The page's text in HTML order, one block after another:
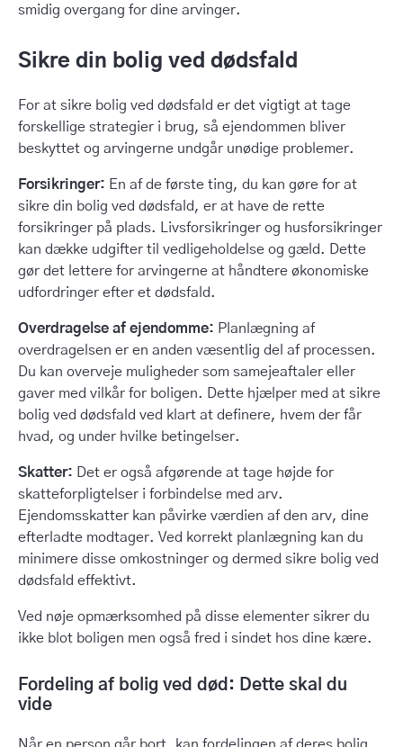
smidig overgang for dine arvinger.
Sikre din bolig ved dødsfald
For at sikre bolig ved dødsfald er det vigtigt at tage
forskellige strategier i brug, så ejendommen bliver
beskyttet og arvingerne undgår unødige problemer.
Forsikringer: En af de første ting, du kan gøre for at
sikre din bolig ved dødsfald, er at have de rette
forsikringer på plads. Livsforsikringer og husforsikringer
kan dække udgifter til vedligeholdelse og gæld. Dette
gør det lettere for arvingerne at håndtere økonomiske
udfordringer efter et dødsfald.
Overdragelse af ejendomme: Planlægning af
overdragelsen er en anden væsentlig del af processen.
Du kan overveje muligheder som samejeaftaler eller
gaver med vilkår for boligen. Dette hjælper med at sikre
bolig ved dødsfald ved klart at definere, hvem der får
hvad, og under hvilke betingelser.
Skatter: Det er også afgørende at tage højde for
skatteforpligtelser i forbindelse med arv.
Ejendomsskatter kan påvirke værdien af den arv, dine
efterladte modtager. Ved korrekt planlægning kan du
minimere disse omkostninger og dermed sikre bolig ved
dødsfald effektivt.
Ved nøje opmærksomhed på disse elementer sikrer du
ikke blot boligen men også fred i sindet hos dine kære.
Fordeling af bolig ved død: Dette skal du
vide
Når en person går bort, kan fordelingen af deres bolig